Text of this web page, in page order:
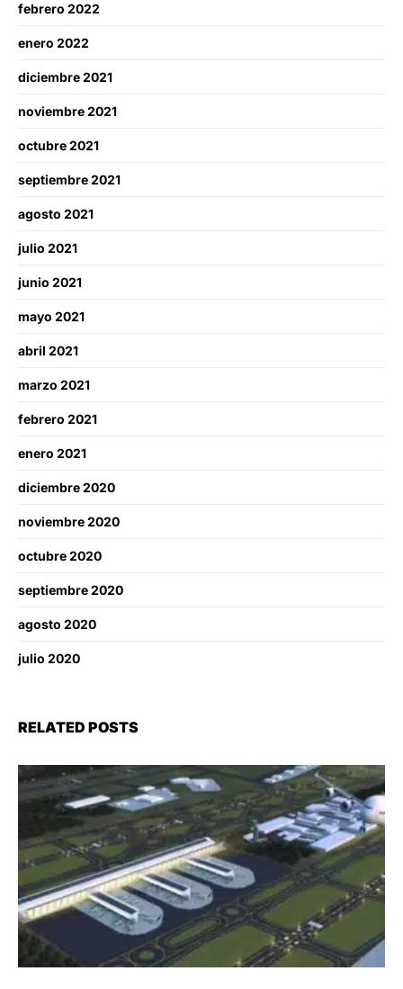
febrero 2022
enero 2022
diciembre 2021
noviembre 2021
octubre 2021
septiembre 2021
agosto 2021
julio 2021
junio 2021
mayo 2021
abril 2021
marzo 2021
febrero 2021
enero 2021
diciembre 2020
noviembre 2020
octubre 2020
septiembre 2020
agosto 2020
julio 2020
RELATED POSTS